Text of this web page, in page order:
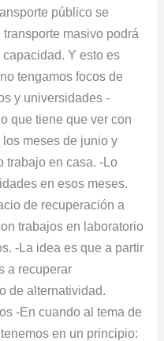
público se
masivo podrá
Y esto es
tengamos focos de
y universidades -
que tiene que ver con
meses de junio y
trabajo en casa. -Lo
en esos meses.
de recuperación a
trabajos en laboratorio
-La idea es que a partir
a recuperar
de alternatividad.
-En cuando al tema de
en un principio: